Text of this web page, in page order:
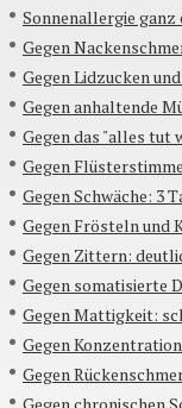
Sonnenallergie ganz
Gegen
Gegen Lidzucken
Gegen anhaltende
Gegen das "alles tut
Gegen
Gegen Schwäche: 3
Gegen Frösteln und
Gegen Zittern:
Gegen somatisierte
Gegen Mattigkeit:
Gegen
Gegen